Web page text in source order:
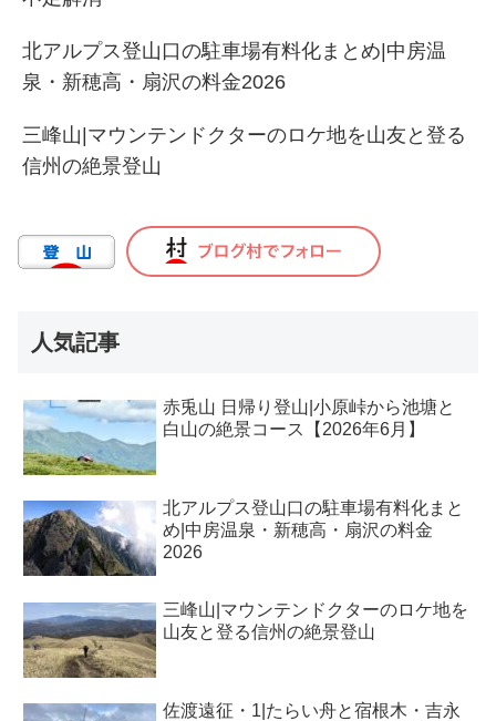
北アルプス登山口の駐車場有料化まとめ|中房温
泉・新穂高・扇沢の料金2026
三峰山|マウンテンドクターのロケ地を山友と登る
信州の絶景登山
人気記事
赤兎山 日帰り登山|小原峠から池塘と
白山の絶景コース【2026年6月】
北アルプス登山口の駐車場有料化まと
め|中房温泉・新穂高・扇沢の料金
2026
三峰山|マウンテンドクターのロケ地を
山友と登る信州の絶景登山
佐渡遠征・1|たらい舟と宿根木・吉永